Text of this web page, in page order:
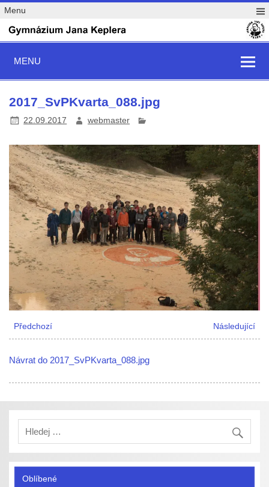
Menu
MENU
2017_SvPKvarta_088.jpg
22.09.2017 webmaster
Předchozí Následující
Návrat do 2017_SvPKvarta_088.jpg
Oblíbené